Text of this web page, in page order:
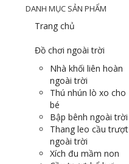
DANH MỤC SẢN PHẨM
Trang chủ
Đồ chơi ngoài trời
Nhà khối liên hoàn
ngoài trời
Thú nhún lò xo cho
bé
Bập bênh ngoài trời
Thang leo cầu trượt
ngoài trời
Xích đu mầm non